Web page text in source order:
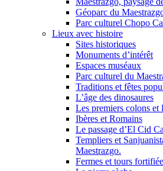
Géoparc du
Parc culturel Chopo
Lieux avec histoire
Sites historiques
Monuments d’intérêt
Espaces muséaux
Parc culturel du
Traditions et fêtes
L’âge des dinosaures
Les premiers colons et
Ibères et Romains
Le passage d’El Cid
Templiers et
Maestrazgo.
Fermes et tours